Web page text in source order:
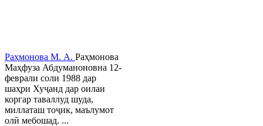
Раҳмонова М. А. Раҳмонова
Маҳфуза Абдуманоновна 12-
феврали соли 1988 дар
шаҳри Хуҷанд дар оилаи
коргар таваллуд шуда,
миллаташ тоҷик, маълумот
олӣ мебошад. ...